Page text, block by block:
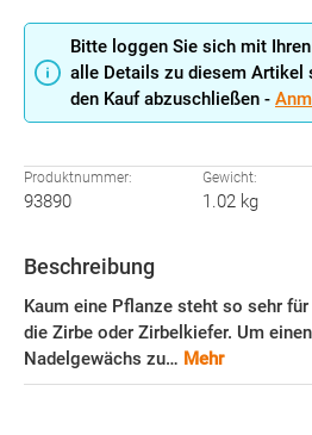
Bitte loggen Sie sich mit
alle Details zu diesem Artikel
den Kauf abzuschließen -
Produktnummer:
93890
Gewicht:
1.02 kg
Beschreibung
Kaum eine Pflanze steht so sehr
die Zirbe oder Zirbelkiefer. Um
Nadelgewächs zu… Mehr